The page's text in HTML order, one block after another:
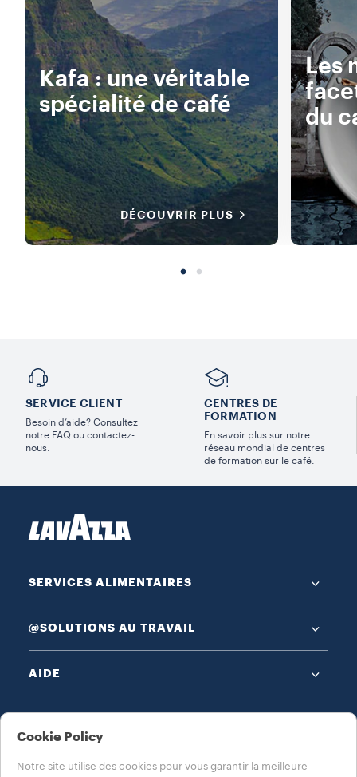
Kafa : une véritable
spécialité de café
DÉCOUVRIR PLUS
Les
du
SERVICE CLIENT
Besoin d’aide? Consultez
notre FAQ ou contactez-
nous.
CENTRES DE
FORMATION
En savoir plus sur notre
réseau mondial de centres
de formation sur le café.
SERVICES ALIMENTAIRES
@SOLUTIONS AU TRAVAIL
AIDE
Cookie Policy
Notre site utilise des cookies pour vous garantir la meilleure